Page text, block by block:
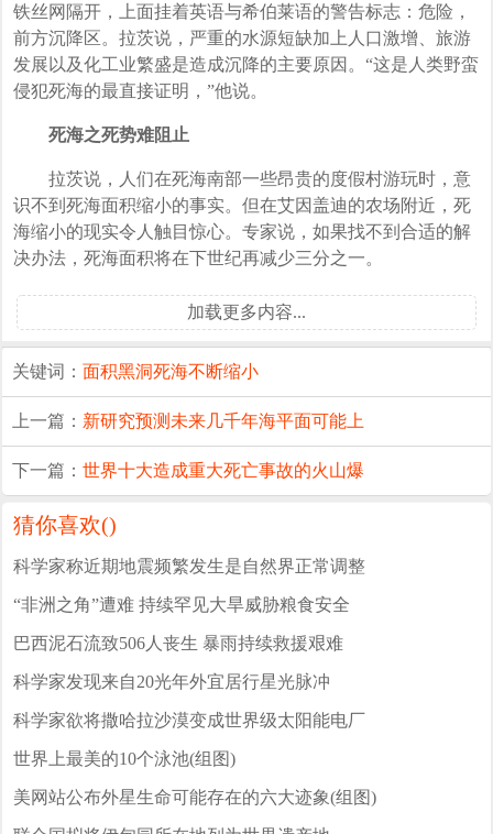
铁丝网隔开，上面挂着英语与希伯莱语的警告标志：危险，
前方沉降区。拉茨说，严重的水源短缺加上人口激增、旅游
发展以及化工业繁盛是造成沉降的主要原因。“这是人类野蛮
侵犯死海的最直接证明，”他说。
死海之死势难阻止
拉茨说，人们在死海南部一些昂贵的度假村游玩时，意
识不到死海面积缩小的事实。但在艾因盖迪的农场附近，死
海缩小的现实令人触目惊心。专家说，如果找不到合适的解
决办法，死海面积将在下世纪再减少三分之一。
加载更多内容...
关键词：面积黑洞死海不断缩小
上一篇： 新研究预测未来几千年海平面可能上
下一篇：世界十大造成重大死亡事故的火山爆
猜你喜欢()
科学家称近期地震频繁发生是自然界正常调整
“非洲之角”遭难 持续罕见大旱威胁粮食安全
巴西泥石流致506人丧生 暴雨持续救援艰难
科学家发现来自20光年外宜居行星光脉冲
科学家欲将撒哈拉沙漠变成世界级太阳能电厂
世界上最美的10个泳池(组图)
美网站公布外星生命可能存在的六大迹象(组图)